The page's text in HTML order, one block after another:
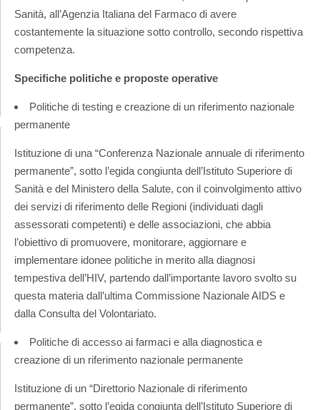
Sanità, all’Agenzia Italiana del Farmaco di avere
costantemente la situazione sotto controllo, secondo rispettiva
competenza.
Specifiche politiche e proposte operative
Politiche di testing e creazione di un riferimento nazionale
permanente
Istituzione di una “Conferenza Nazionale annuale di riferimento
permanente”, sotto l’egida congiunta dell’Istituto Superiore di
Sanità e del Ministero della Salute, con il coinvolgimento attivo
dei servizi di riferimento delle Regioni (individuati dagli
assessorati competenti) e delle associazioni, che abbia
l’obiettivo di promuovere, monitorare, aggiornare e
implementare idonee politiche in merito alla diagnosi
tempestiva dell’HIV, partendo dall’importante lavoro svolto su
questa materia dall’ultima Commissione Nazionale AIDS e
dalla Consulta del Volontariato.
Politiche di accesso ai farmaci e alla diagnostica e
creazione di un riferimento nazionale permanente
Istituzione di un “Direttorio Nazionale di riferimento
permanente”, sotto l’egida congiunta dell’Istituto Superiore di